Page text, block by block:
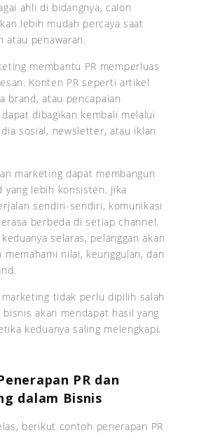
ahli di bidangnya, calon
lebih mudah percaya saat
atau penawaran.
membantu PR memperluas
Konten PR seperti artikel
brand, atau pencapaian
dibagikan kembali melalui
sosial, newsletter, atau iklan
marketing dapat membangun
yang lebih konsisten. Jika
sendiri-sendiri, komunikasi
berbeda di setiap channel.
selaras, pelanggan akan
memahami nilai, keunggulan, dan
marketing tidak perlu dipilih salah
bisnis akan mendapat hasil yang
keduanya saling melengkapi.
PR dan
dalam Bisnis
berikut contoh penerapan PR